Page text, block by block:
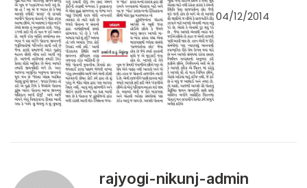
04/12/2014
rajyogi-nikunj-admin